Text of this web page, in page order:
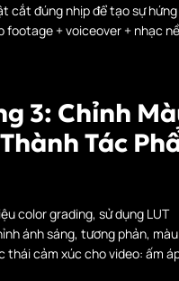
cắt đúng nhịp để tạo sự
footage + voiceover + nhạc
3: Chỉnh
Tác
color grading, sử dụng LUT
ánh sáng, tương phản,
thái cảm xúc cho video: ấm